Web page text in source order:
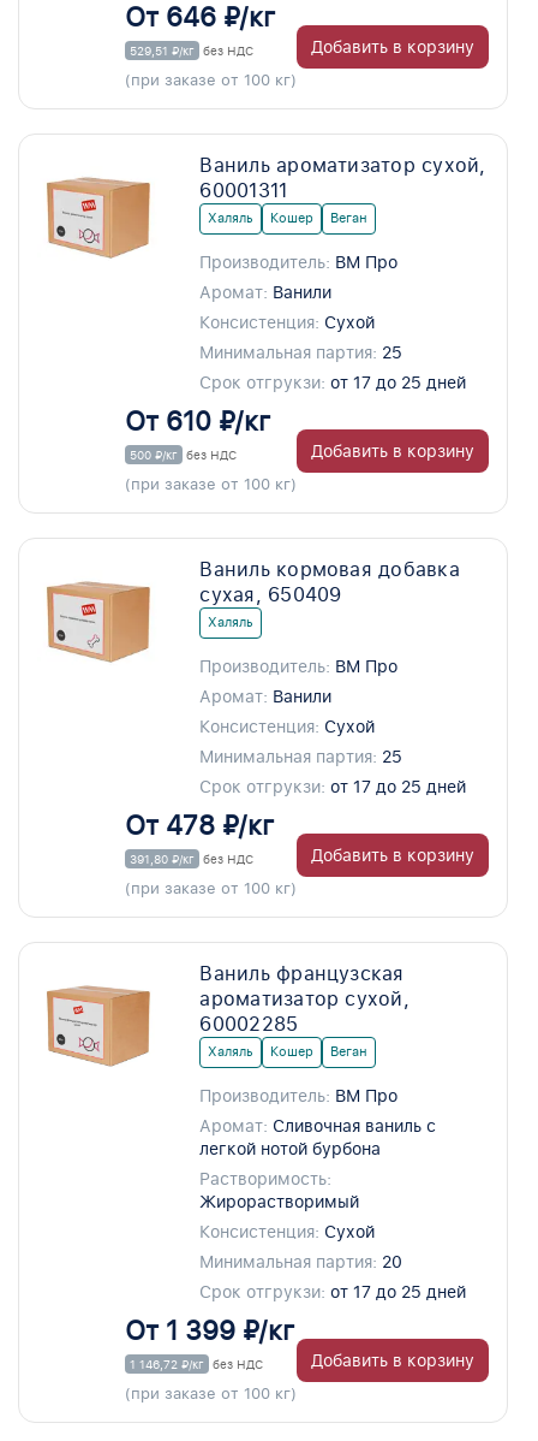
От 646 ₽/кг
529,51 ₽/кг без НДС
(при заказе от 100 кг)
Добавить в корзину
Ваниль ароматизатор сухой,
60001311
Халяль Кошер Веган
Производитель: ВМ Про
Аромат: Ванили
Консистенция: Сухой
Минимальная партия: 25
Срок отгрукзи: от 17 до 25 дней
От 610 ₽/кг
500 ₽/кг без НДС
(при заказе от 100 кг)
Добавить в корзину
Ваниль кормовая добавка
сухая, 650409
Халяль
Производитель: ВМ Про
Аромат: Ванили
Консистенция: Сухой
Минимальная партия: 25
Срок отгрукзи: от 17 до 25 дней
От 478 ₽/кг
391,80 ₽/кг без НДС
(при заказе от 100 кг)
Добавить в корзину
Ваниль французская
ароматизатор сухой,
60002285
Халяль Кошер Веган
Производитель: ВМ Про
Аромат: Сливочная ваниль с
легкой нотой бурбона
Растворимость:
Жирорастворимый
Консистенция: Сухой
Минимальная партия: 20
Срок отгрукзи: от 17 до 25 дней
От 1 399 ₽/кг
1 146,72 ₽/кг без НДС
(при заказе от 100 кг)
Добавить в корзину